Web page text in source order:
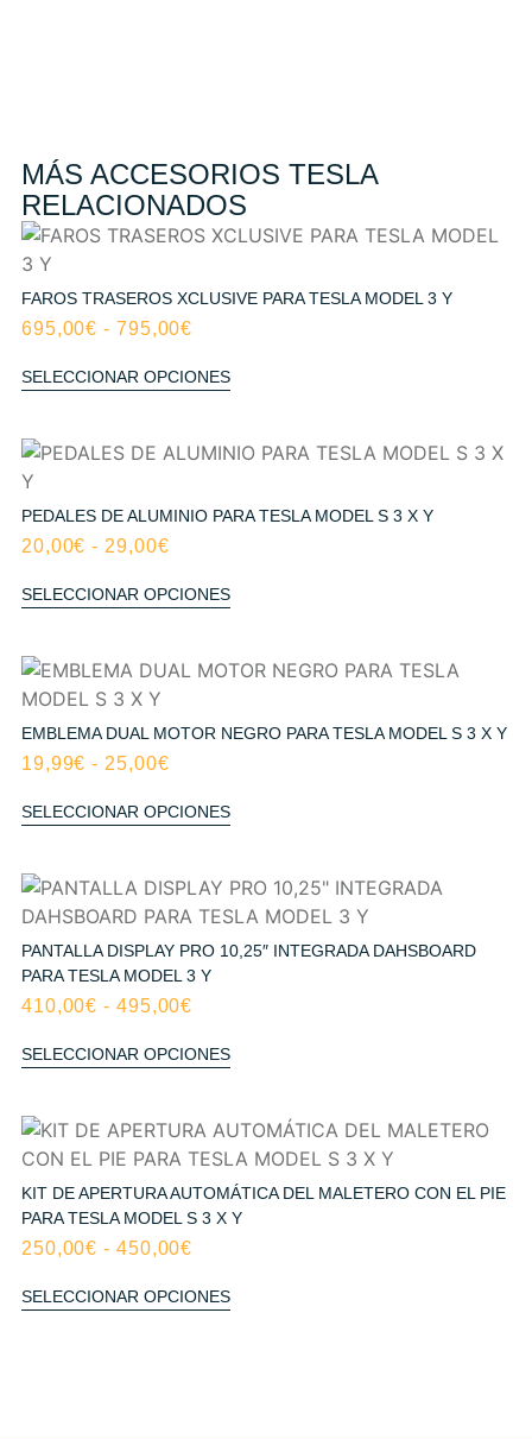
MÁS ACCESORIOS TESLA
RELACIONADOS
FAROS TRASEROS XCLUSIVE PARA TESLA MODEL 3 Y
695,00€ - 795,00€
SELECCIONAR OPCIONES
PEDALES DE ALUMINIO PARA TESLA MODEL S 3 X Y
20,00€ - 29,00€
SELECCIONAR OPCIONES
EMBLEMA DUAL MOTOR NEGRO PARA TESLA MODEL S 3 X Y
19,99€ - 25,00€
SELECCIONAR OPCIONES
PANTALLA DISPLAY PRO 10,25″ INTEGRADA DAHSBOARD
PARA TESLA MODEL 3 Y
410,00€ - 495,00€
SELECCIONAR OPCIONES
KIT DE APERTURA AUTOMÁTICA DEL MALETERO CON EL PIE
PARA TESLA MODEL S 3 X Y
250,00€ - 450,00€
SELECCIONAR OPCIONES